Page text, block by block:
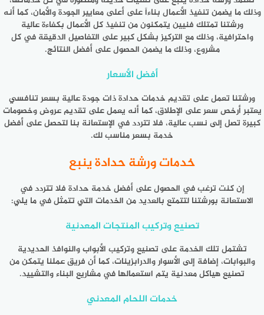
وذلك ما يضمن تنفيذ الأعمال بناءاً على أعلى معايير الجودة والأمان، كما أنه
ورشتنا تمتلك فنيين يتمكنون من تنفيذ كل الأعمال بكفاءة عالية
واحترافية، وذلك مع التركيز بشكل كبير على التفاصيل الدقيقة في كل
مشروع، وذلك ما يضمن الحصول على أفضل النتائج.
أفضل الأسعار
ورشتنا تعمل على تقديم خدمات حدادة ذات جودة عالية بسعر تنافسي
يعتبر أرخص سعر على الإطلاق، كما أنه يعمل على تقديم عروض وخصومات
كبيرة تصل إلى نسب عالية، فلا تتردد في الإستعانة بنا لتحصل على أفضل
خدمة بسعر مناسب لك.
خدمات ورشة حدادة ينبع
إن كنت ترغب في الحصول على أفضل خدمة حدادة فلا تتردد في
الاستعانة بورشتنا لتتمتع بالعديد من الخدمات التي تتمثل في ما يلي:
تصنيع وتركيب المنتجات المعدنية
تشتمل تلك الخدمة على تصنيع وتركيب الأبواب والنوافذ الحديدية
والبوابات، إضافة إلى الأسوار والدرابزينات، كما أن فريق عملنا يتمكن من
تصنيع هياكل معدنية يتم استعمالها في مشاريع البناء والتشييد.
خدمات اللحام المعدني